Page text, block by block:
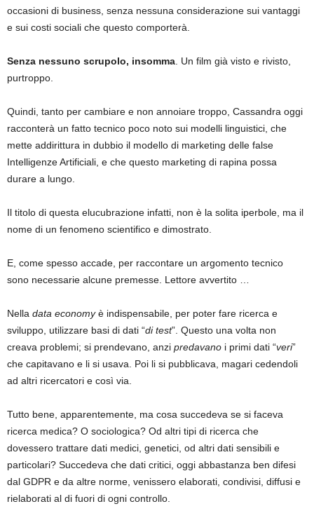
occasioni di business, senza nessuna considerazione sui vantaggi
e sui costi sociali che questo comporterà.
Senza nessuno scrupolo, insomma . Un film già visto e rivisto,
purtroppo.
Quindi, tanto per cambiare e non annoiare troppo, Cassandra oggi
racconterà un fatto tecnico poco noto sui modelli linguistici, che
mette addirittura in dubbio il modello di marketing delle false
Intelligenze Artificiali, e che questo marketing di rapina possa
durare a lungo.
Il titolo di questa elucubrazione infatti, non è la solita iperbole, ma il
nome di un fenomeno scientifico e dimostrato.
E, come spesso accade, per raccontare un argomento tecnico
sono necessarie alcune premesse. Lettore avvertito …
Nella data economyè indispensabile, per poter fare ricerca e
sviluppo, utilizzare basi di dati “di test”. Questo una volta non
creava problemi; si prendevano, anzi predavano i primi dati “veri”
che capitavano e li si usava. Poi li si pubblicava, magari cedendoli
ad altri ricercatori e così via.
Tutto bene, apparentemente, ma cosa succedeva se si faceva
ricerca medica? O sociologica? Od altri tipi di ricerca che
dovessero trattare dati medici, genetici, od altri dati sensibili e
particolari? Succedeva che dati critici, oggi abbastanza ben difesi
dal GDPR e da altre norme, venissero elaborati, condivisi, diffusi e
rielaborati al di fuori di ogni controllo.